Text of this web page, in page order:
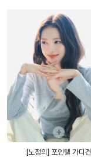
+
[노정의] 포인텔 가디건